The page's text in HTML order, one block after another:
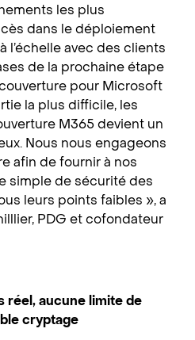
les plus
dans le déploiement
l’échelle avec des clients
de la prochaine étape
couverture pour Microsoft
la plus difficile, les
M365 devient un
Nous nous engageons
afin de fournir à nos
simple de sécurité des
leurs points faibles », a
PDG et cofondateur
réel, aucune limite de
cryptage